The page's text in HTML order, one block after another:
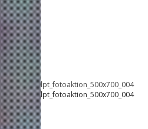
lpt_fotoaktion_500x700_004
lpt_fotoaktion_500x700_004